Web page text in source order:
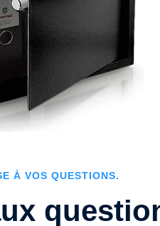
À VOS QUESTIONS.